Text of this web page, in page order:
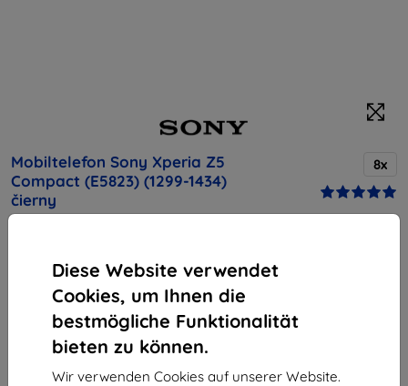
Diese Website verwendet
Cookies, um Ihnen die
bestmögliche Funktionalität
bieten zu können.
Wir verwenden Cookies auf unserer Website.
Mobiltelefon Sony Xperia Z5
Compact (E5823) (1299-1434)
čierny
8x
Rabatt
auf sämtliches Zubehör dafür!
316,90 €
285,21 €